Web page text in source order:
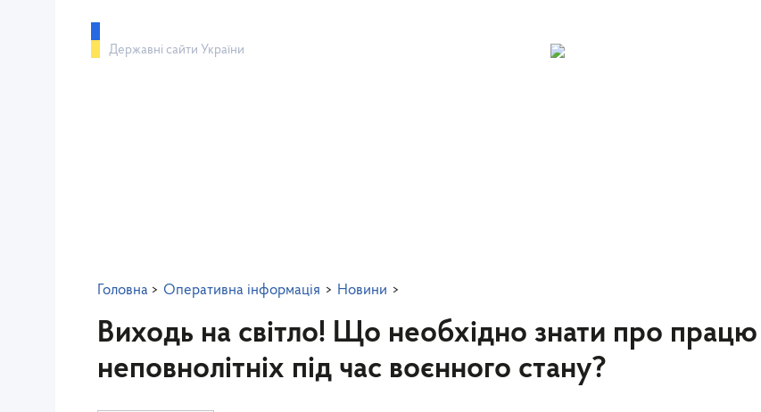
Державні сайти України
Головна > Оперативна інформація > Новини >
Виходь на світло! Що необхідно знати про працю
неповнолітніх під час воєнного стану?